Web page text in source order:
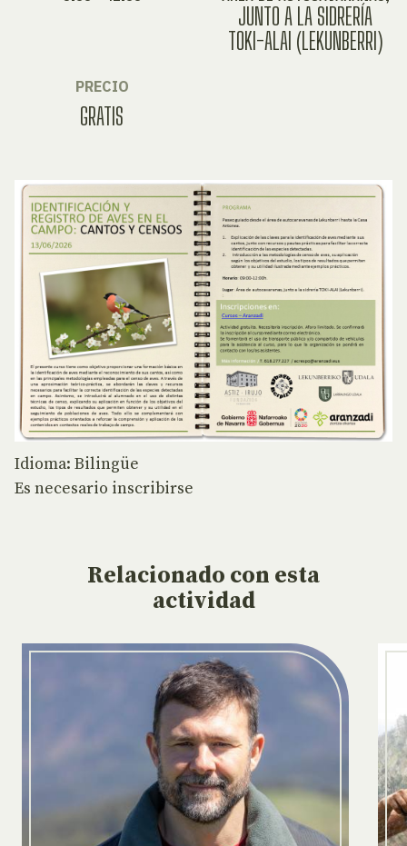
JUNTO A LA SIDRERÍA
TOKI-ALAI (LEKUNBERRI)
PRECIO
GRATIS
Idioma: Bilingüe
Es necesario inscribirse
Relacionado con esta
actividad